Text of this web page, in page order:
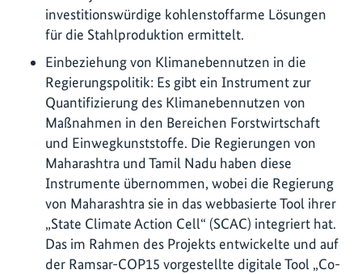
investitionswürdige kohlenstoffarme Lösungen
für die Stahlproduktion ermittelt.
Einbeziehung von Klimanebennutzen in die
Regierungspolitik: Es gibt ein Instrument zur
Quantifizierung des Klimanebennutzen von
Maßnahmen in den Bereichen Forstwirtschaft
und Einwegkunststoffe. Die Regierungen von
Maharashtra und Tamil Nadu haben diese
Instrumente übernommen, wobei die Regierung
von Maharashtra sie in das webbasierte Tool ihrer
„State Climate Action Cell“ (SCAC) integriert hat.
Das im Rahmen des Projekts entwickelte und auf
der Ramsar-COP15 vorgestellte digitale Tool „Co-